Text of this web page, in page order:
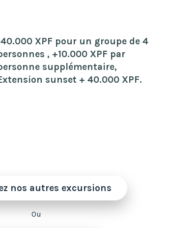
XPF pour un groupe de 4
, +10.000 XPF par
supplémentaire,
sunset + 40.000 XPF.
nos autres excursions
Ou